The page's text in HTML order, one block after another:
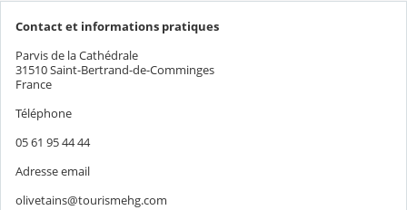
Contact et informations pratiques
Parvis de la Cathédrale
31510 Saint-Bertrand-de-Comminges
France
Téléphone
05 61 95 44 44
Adresse email
olivetains@tourismehg.com